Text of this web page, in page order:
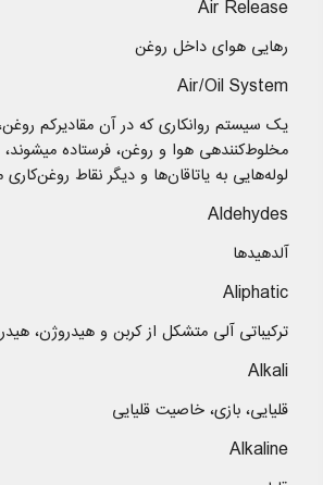
Air Release
رهایی هوای داخل روغن
Air/Oil System
یک سیستم روانکاری که در آن مقادیرکم
مخلوط‌کنندهی هوا و روغن، فرستاده
لوله‌هایی به یاتاقان‌ها و دیگر نقاط
Aldehydes
آلدهیدها
Aliphatic
تركیباتی آلی متشكل از كربن و هیدروژن،
Alkali
قلیایی، بازی، خاصیت قلیایی
Alkaline